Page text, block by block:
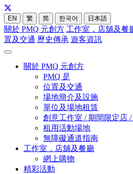
EN 繁 简 한국어 日本語
關於 PMQ 元創方 工作室，店舖及餐
置及交通 歷史傳承 遊客資訊
關於 PMQ 元創方
PMQ 是
位置及交通
場地簡介及設施
單位及場地租賃
創意工作室 / 期間限定店
租用活動場地
無障礙通道指南
工作室，店舖及餐廳
網上購物
精彩活動